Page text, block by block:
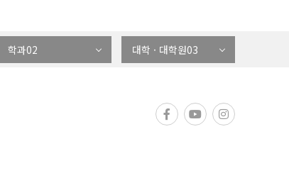
학과02 대학 · 대학원03